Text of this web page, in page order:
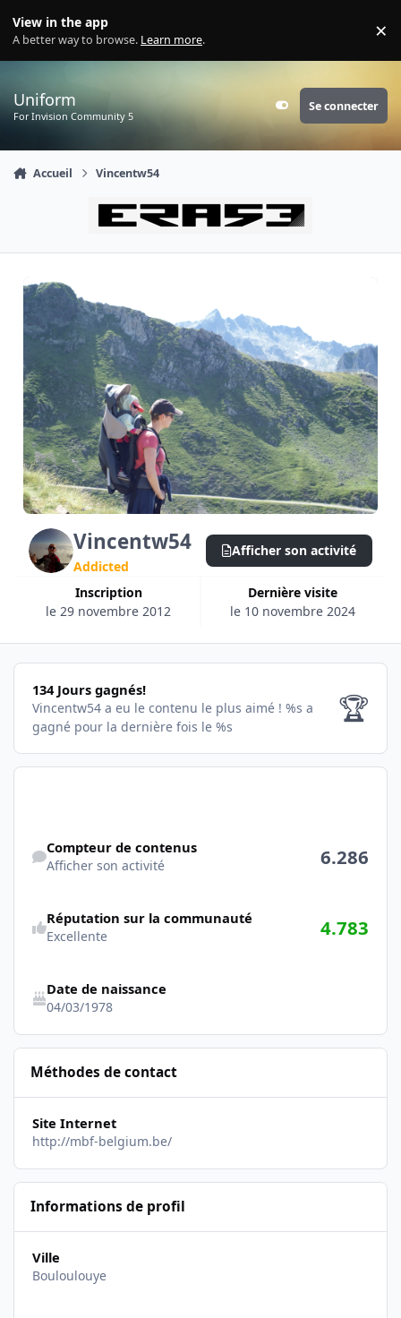
View in the app
A better way to browse. Learn more. ×
Uniform
For Invision Community 5 Customizer
Se connecter
Accueil Vincentw54
Vincentw54
Addicted
Inscription
le 29 novembre 2012
Dernière visite
le 10 novembre 2024
Afficher son activité
134 Jours gagnés!
134 Jours gagnés!
Vincentw54 a eu le contenu le plus aimé ! %s a
gagné pour la dernière fois le %s
🏆
Compteur de contenus
Afficher son activité 6.286
Réputation sur la communauté
Excellente 4.783
Date de naissance
04/03/1978
Méthodes de contact
Site Internet
http://mbf-belgium.be/
Informations de profil
Ville
Bouloulouye